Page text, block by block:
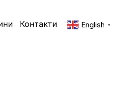
Контакти English ▼